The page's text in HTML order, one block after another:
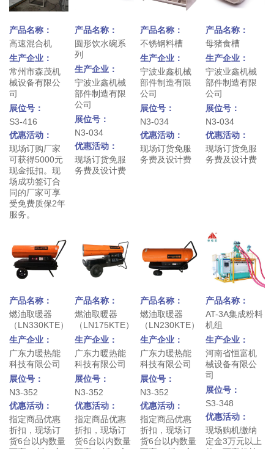
产品名称：
高速混合机
生产企业：
常州市森茂机
械设备有限公
司
展位号：
S3-416
优惠活动：
现场订购厂家
可获得5000元
现金抵扣。现
场成功签订合
同的厂家可享
受免费质保2年
服务。
产品名称：
圆形饮水碗系
列
生产企业：
宁波业鑫机械
部件制造有限
公司
展位号：
N3-034
优惠活动：
现场订货免服
务费及设计费
产品名称：
不锈钢料槽
生产企业：
宁波业鑫机械
部件制造有限
公司
展位号：
N3-034
优惠活动：
现场订货免服
务费及设计费
产品名称：
母猪食槽
生产企业：
宁波业鑫机械
部件制造有限
公司
展位号：
N3-034
优惠活动：
现场订货免服
务费及设计费
产品名称：
燃油取暖器
（LN330KTE）
生产企业：
广东力暖热能
科技有限公司
展位号：
N3-352
优惠活动：
指定商品优惠
折扣，现场订
货6台以内数量
产品名称：
燃油取暖器
（LN175KTE）
生产企业：
广东力暖热能
科技有限公司
展位号：
N3-352
优惠活动：
指定商品优惠
折扣，现场订
货6台以内数量
产品名称：
燃油取暖器
（LN230KTE）
生产企业：
广东力暖热能
科技有限公司
展位号：
N3-352
优惠活动：
指定商品优惠
折扣，现场订
货6台以内数量
产品名称：
AT-3A集成粉料
机组
生产企业：
河南省恒富机
械设备有限公
司
展位号：
S3-348
优惠活动：
现场购机缴纳
定金3万元以上